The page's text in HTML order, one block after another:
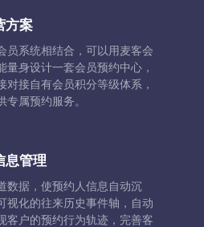
方案
员系统相结合，可以用麦客会
量身设计一套会员预约中心，
对接自有会员积分等级体系，
专属预约服务。
息管理
数据，使预约人信息自动沉
视化的往来历史事件轴，自动
客户的预约行为轨迹，完善客